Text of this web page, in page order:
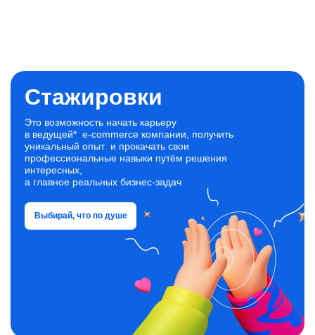
Стажировки
Это возможность начать карьеру
в ведущей* e‑commerce компании, получить
уникальный опыт и прокачать свои
профессиональные навыки путём решения
интересных,
а главное реальных бизнес‑задач
Выбирай, что по душе